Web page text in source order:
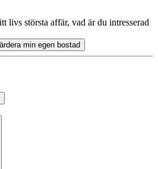
livs största affär, vad är du intresserad
min egen bostad